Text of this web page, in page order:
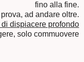
fino alla fine.
ad andare oltre.
di dispiacere profondo
solo commuovere